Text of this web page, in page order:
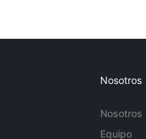
Nosotros
Nosotros
Equipo